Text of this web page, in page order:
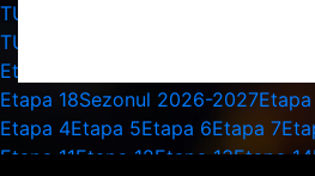
TURUL 2 PRELIMINAR UECL -
TURUL 3 PRELIMINAR UECL -
Etapa 27
Etapa 18Sezonul 2026-2027Etapa
Etapa 4Etapa 5Etapa 6Etapa 7
Etapa 11Etapa 12Etapa 13Etapa 14